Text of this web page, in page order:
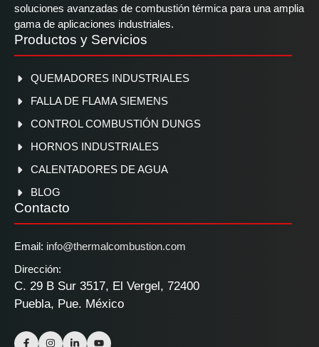
soluciones avanzadas de combustión térmica para una amplia
gama de aplicaciones industriales.
Productos y Servicios
QUEMADORES INDUSTRIALES
FALLA DE FLAMA SIEMENS
CONTROL COMBUSTIÓN DUNGS
HORNOS INDUSTRIALES
CALENTADORES DE AGUA
BLOG
Contacto
Email: info@thermalcombustion.com
Dirección:
C. 29 B Sur 3517, El Vergel, 72400
Puebla, Pue. México